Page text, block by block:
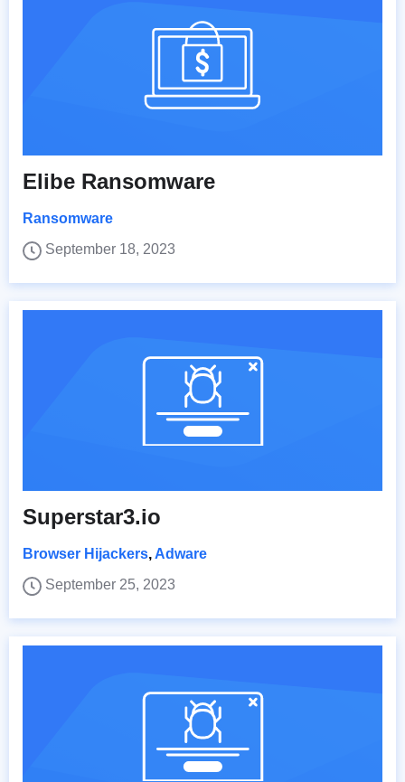
Elibe Ransomware
Ransomware
September 18, 2023
Superstar3.io
Browser Hijackers, Adware
September 25, 2023